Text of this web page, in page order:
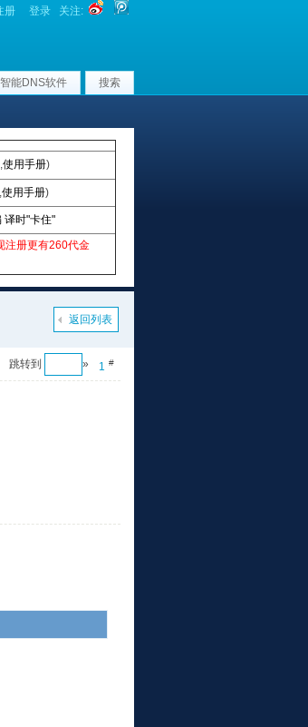
册 登录 关注:
智能DNS软件 搜索
,使用手册)
,使用手册)
译时"卡住"
注册更有260代金
返回列表
1 #
跳转到 »